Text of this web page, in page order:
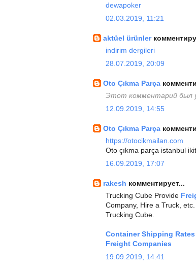
dewapoker
02.03.2019, 11:21
aktüel ürünler
indirim dergileri
28.07.2019, 20:09
Oto Çıkma Parça
Этот комментарий был
12.09.2019, 14:55
Oto Çıkma Parça
https://otocikmailan.com
Oto çıkma parça istanbul
16.09.2019, 17:07
rakesh комментирует...
Trucking Cube Provide
Company, Hire a Truck,
Trucking Cube.
Container Shipping Rates
Freight Companies
19.09.2019, 14:41